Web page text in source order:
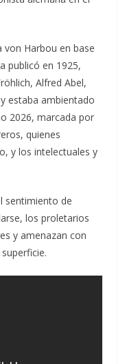
von Harbou en base
publicó en 1925,
Alfred Abel,
estaba ambientado
2026, marcada por
quienes
y los intelectuales y
sentimiento de
los proletarios
y amenazan con